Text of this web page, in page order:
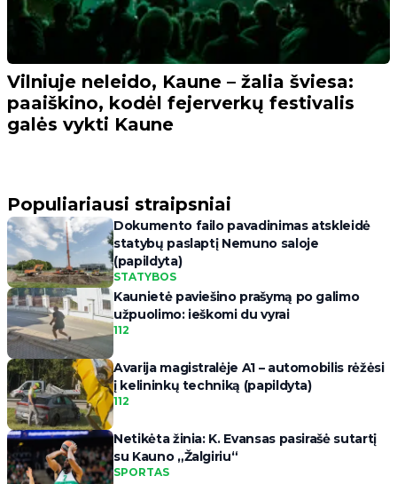
Vilniuje neleido, Kaune – žalia šviesa:
paaiškino, kodėl fejerverkų festivalis
galės vykti Kaune
Populiariausi straipsniai
Dokumento failo pavadinimas atskleidė
statybų paslaptį Nemuno saloje
(papildyta)
STATYBOS
Kaunietė paviešino prašymą po galimo
užpuolimo: ieškomi du vyrai
112
Avarija magistralėje A1 – automobilis rėžėsi
į kelininkų techniką (papildyta)
112
Netikėta žinia: K. Evansas pasirašė sutartį
su Kauno „Žalgiriu“
SPORTAS